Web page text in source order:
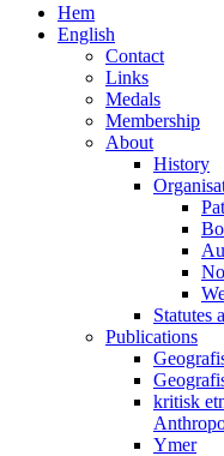
Hem
English
Contact
Links
Medals
Membership
About
History
Statutes
Publications
kritisk
Ymer